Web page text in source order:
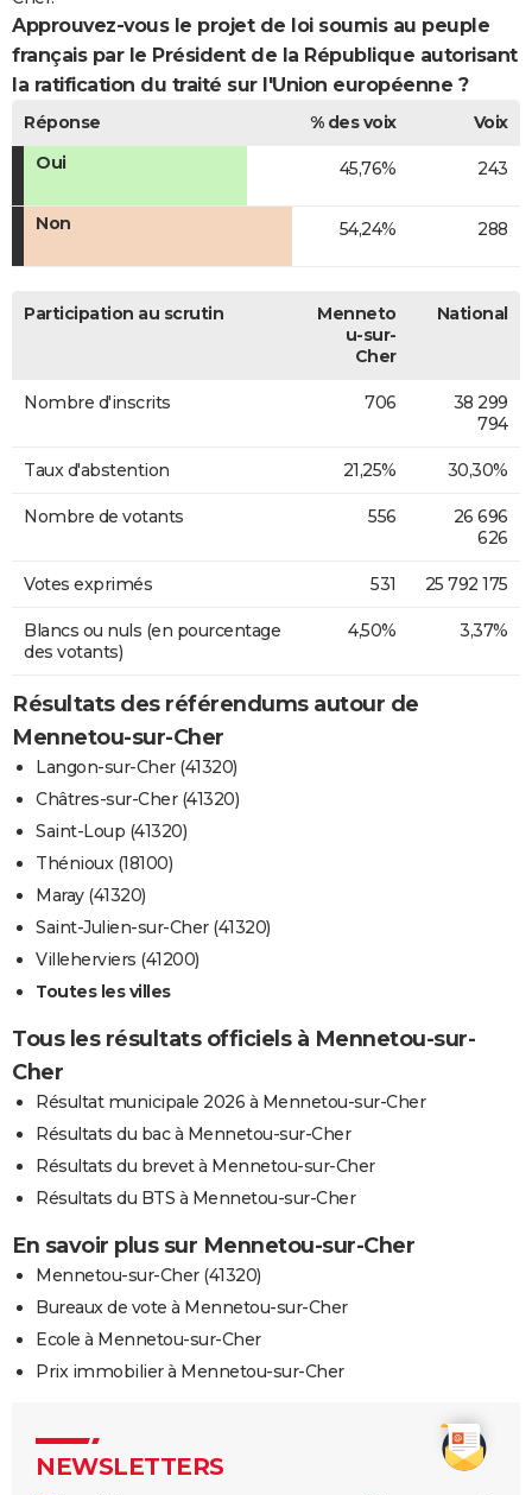
Approuvez-vous le projet de loi soumis au peuple
français par le Président de la République autorisant
la ratification du traité sur l'Union européenne ?
Réponse % des voix
Voix
Oui
45,76% 243
Non 54,24% 288
Participation au scrutin
Menneto
u-sur-
Cher
National
Nombre d'inscrits 706
38 299
794
Taux d'abstention 21,25% 30,30%
Nombre de votants 556
26 696
626
Votes exprimés 531 25 792 175
Blancs ou nuls (en pourcentage
des votants)
4,50% 3,37%
Résultats des référendums autour de
Mennetou-sur-Cher
Langon-sur-Cher (41320)
Châtres-sur-Cher (41320)
Saint-Loup (41320)
Thénioux (18100)
Maray (41320)
Saint-Julien-sur-Cher (41320)
Villeherviers (41200)
Toutes les villes
Tous les résultats officiels à Mennetou-sur-
Cher
Résultat municipale 2026 à Mennetou-sur-Cher
Résultats du bac à Mennetou-sur-Cher
Résultats du brevet à Mennetou-sur-Cher
Résultats du BTS à Mennetou-sur-Cher
En savoir plus sur Mennetou-sur-Cher
Mennetou-sur-Cher (41320)
Bureaux de vote à Mennetou-sur-Cher
Ecole à Mennetou-sur-Cher
Prix immobilier à Mennetou-sur-Cher
NEWSLETTERS